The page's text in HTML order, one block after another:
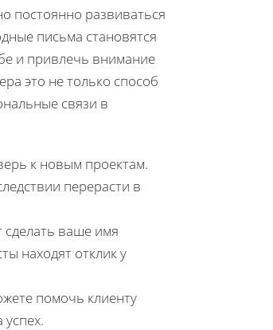
постоянно развиваться
письма становятся
и привлечь внимание
это не только способ
связи в
к новым проектам.
перерасти в
ваше имя
находят отклик у
помочь клиенту